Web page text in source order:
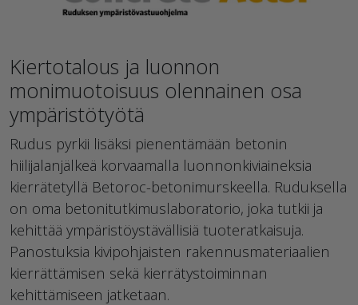
Kiertotalous ja luonnon
monimuotoisuus olennainen osa
ympäristötyötä
Rudus pyrkii lisäksi pienentämään betonin
hiilijalanjälkeä korvaamalla luonnonkiviaineksia
kierrätetyllä Betoroc-betonimurskeella. Ruduksella
on oma betonitutkimuslaboratorio, joka tutkii ja
kehittää ympäristöystävällisiä tuoteratkaisuja.
Panostuksia kivipohjaisten rakennusmateriaalien
kierrättämisen sekä kierrätystoiminnan
kehittämiseen jatketaan.